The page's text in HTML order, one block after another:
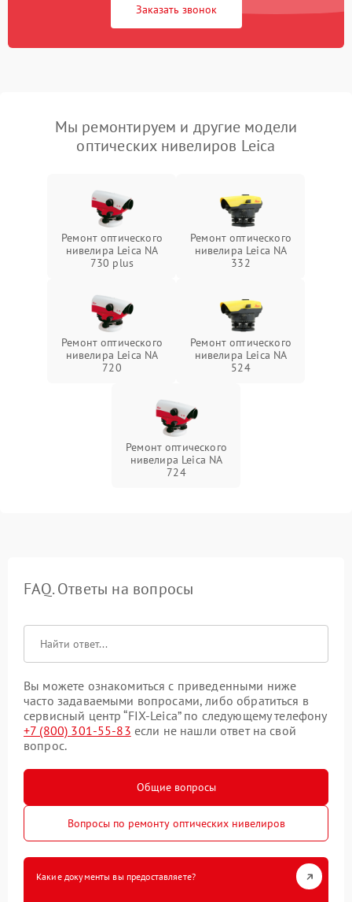
Заказать звонок
Мы ремонтируем и другие модели
оптических нивелиров Leica
Ремонт оптического
нивелира Leica NA
730 plus
Ремонт оптического
нивелира Leica NA
332
Ремонт оптического
нивелира Leica NA
720
Ремонт оптического
нивелира Leica NA
524
Ремонт оптического
нивелира Leica NA
724
FAQ. Ответы на вопросы
Вы можете ознакомиться с приведенными ниже
часто задаваемыми вопросами, либо обратиться в
сервисный центр “FIX-Leica” по следующему телефону
+7 (800) 301-55-83 если не нашли ответ на свой
вопрос.
Общие вопросы
Вопросы по ремонту оптических нивелиров
Какие документы вы предоставляете?